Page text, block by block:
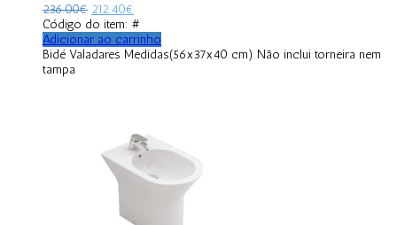
236.00€ 212.40€
Código do item: #
Adicionar ao carrinho
Bidé Valadares Medidas(56x37x40 cm) Não inclui torneira nem
tampa